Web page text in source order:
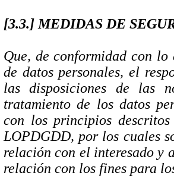
[3.3.] MEDIDAS DE
Que, de conformidad con lo
de datos personales, el
las disposiciones de las
tratamiento de los datos
con los principios
LOPDGDD, por los cuales
relación con el interesado y
relación con los fines para